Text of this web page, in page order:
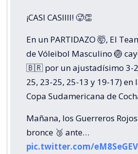
¡CASI CASIIII! 🥵👏
En un PARTIDAZO 🤯, El
de Vóleibol Masculino 🏐
🇧🇷 por un ajustadísimo 3-2
25, 23-25, 25-13 y 19-17) en
Copa Sudamericana de
Mañana, los Guerreros
bronce 🥉 ante…
pic.twitter.com/